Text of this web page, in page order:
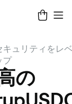
キュリティをレ
プ
の